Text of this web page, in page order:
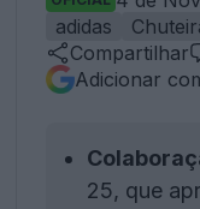
adidas
Compartilhar
Adicionar
25, que